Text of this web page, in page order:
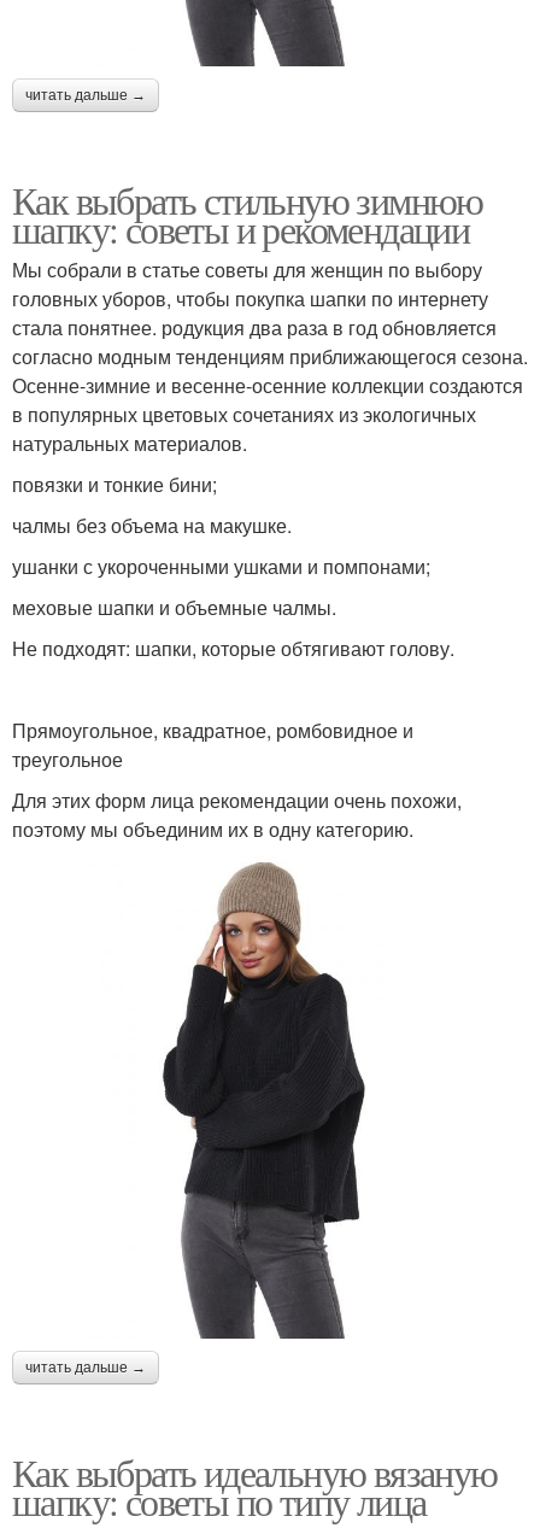
читать дальше →
Как выбрать стильную зимнюю
шапку: советы и рекомендации
Мы собрали в статье советы для женщин по выбору
головных уборов, чтобы покупка шапки по интернету
стала понятнее. родукция два раза в год обновляется
согласно модным тенденциям приближающегося сезона.
Осенне-зимние и весенне-осенние коллекции создаются
в популярных цветовых сочетаниях из экологичных
натуральных материалов.
повязки и тонкие бини;
чалмы без объема на макушке.
ушанки с укороченными ушками и помпонами;
меховые шапки и объемные чалмы.
Не подходят: шапки, которые обтягивают голову.
Прямоугольное, квадратное, ромбовидное и
треугольное
Для этих форм лица рекомендации очень похожи,
поэтому мы объединим их в одну категорию.
читать дальше →
Как выбрать идеальную вязаную
шапку: советы по типу лица